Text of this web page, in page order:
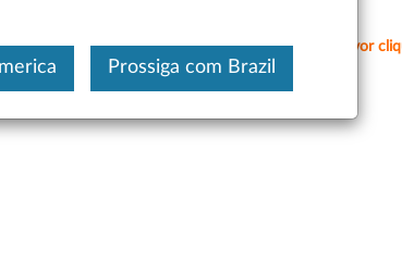
Este é um artigo traduzido automaticamente, por favor
Prossiga com Brazil